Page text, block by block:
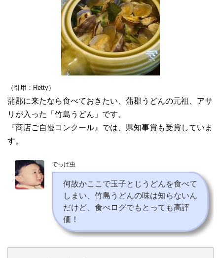
（引用：Retty）
蒲郡に来たなら食べておきたい、蒲郡うどんの元祖、アサ
リが入った「竹島うどん」です。
『商店ご自慢コンクール』では、県知事賞も受賞していま
す。
でっぱ虫
何故かここで玉子とじうどんを食べて
しまい、竹島うどんの味は知らないん
だけど、食べログでもとっても高評
価！